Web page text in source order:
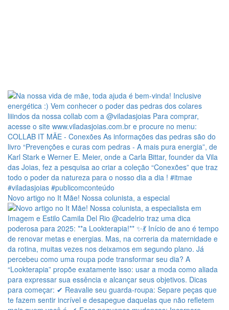
Novo artigo no It Mãe! Nossa colunista, a especial